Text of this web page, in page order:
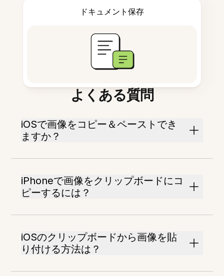
ドキュメント保存
よくある質問
iOSで画像をコピー＆ペーストでき
ますか？
iPhoneで画像をクリップボードにコ
ピーするには？
iOSのクリップボードから画像を貼
り付ける方法は？